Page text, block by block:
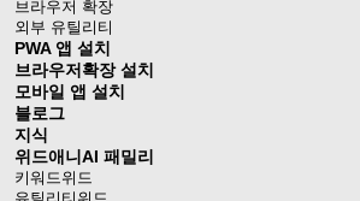
브라우저 확장
외부 유틸리티
PWA 앱 설치
브라우저확장 설치
모바일 앱 설치
블로그
지식
위드애니AI 패밀리
키워드위드